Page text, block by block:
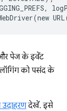
(new URL
और पेज के इवेंट
लॉगिंग को पसंद के
उदाहरणदेखें. इसे